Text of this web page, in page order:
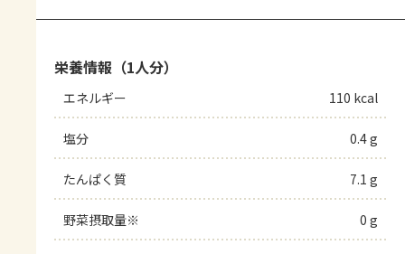
栄養情報（1人分）
エネルギー 110 kcal
塩分 0.4 g
たんぱく質 7.1 g
野菜摂取量※ 0 g